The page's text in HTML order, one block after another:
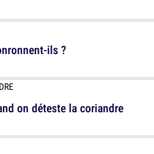
ils ?
on déteste la coriandre